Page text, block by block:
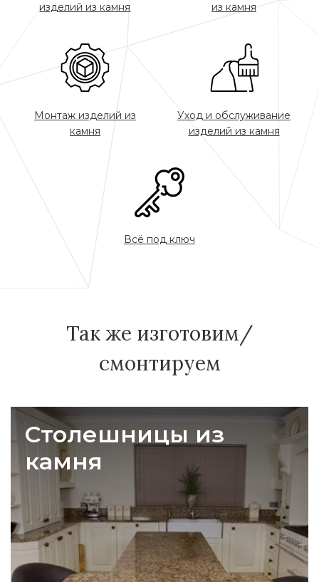
изделий из камня
из камня
Монтаж изделий из
камня
Уход и обслуживание
изделий из камня
Всё под ключ
Так же изготовим/
смонтируем
Столешницы из
камня